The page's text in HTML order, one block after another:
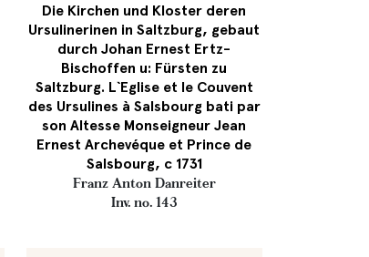
Die Kirchen und Kloster deren
Ursulinerinen in Saltzburg, gebaut
durch Johan Ernest Ertz-
Bischoffen u: Fürsten zu
Saltzburg. L`Eglise et le Couvent
des Ursulines à Salsbourg bati par
son Altesse Monseigneur Jean
Ernest Archevéque et Prince de
Salsbourg, c 1731
Franz Anton Danreiter
Inv. no. 143